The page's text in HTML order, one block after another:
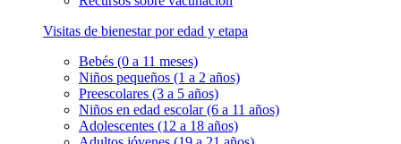
Visitas de bienestar por edad y etapa
Bebés (0 a 11 meses)
Niños pequeños (1 a 2 años)
Preescolares (3 a 5 años)
Niños en edad escolar (6 a 11 años)
Adolescentes (12 a 18 años)